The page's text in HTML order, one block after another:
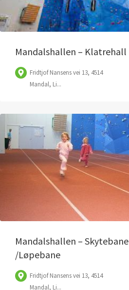
Mandalshallen – Klatrehall
Fridtjof Nansens vei 13, 4514
Mandal, Li...
Mandalshallen – Skytebane
/Løpebane
Fridtjof Nansens vei 13, 4514
Mandal, Li...